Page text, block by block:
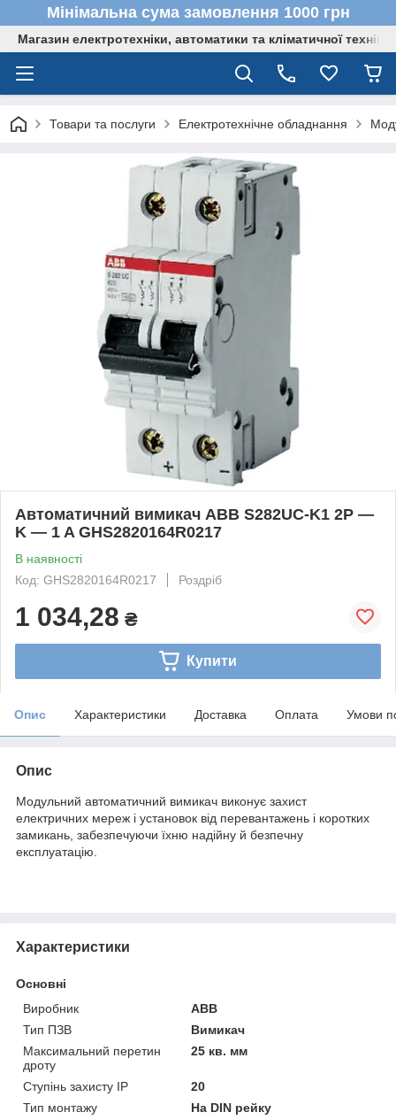
Мінімальна сума замовлення 1000 грн
Магазин електротехніки, автоматики та кліматичної техніки
Товари та послуги Електротехнічне обладнання
Автоматичний вимикач ABB S282UC-K1 2P —
K — 1 A GHS2820164R0217
В наявності
Код: GHS2820164R0217
Роздріб
1 034,28 ₴
Купити
Опис Характеристики Доставка Оплата Умови
Опис
Модульний автоматичний вимикач виконує захист
електричних мереж і установок від перевантажень і коротких
замикань, забезпечуючи їхню надійну й безпечну
експлуатацію.
Характеристики
Основні
Виробник
ABB
Тип ПЗВ
Вимикач
Максимальний перетин
дроту
25 кв. мм
Ступінь захисту IP
20
Тип монтажу
На DIN рейку